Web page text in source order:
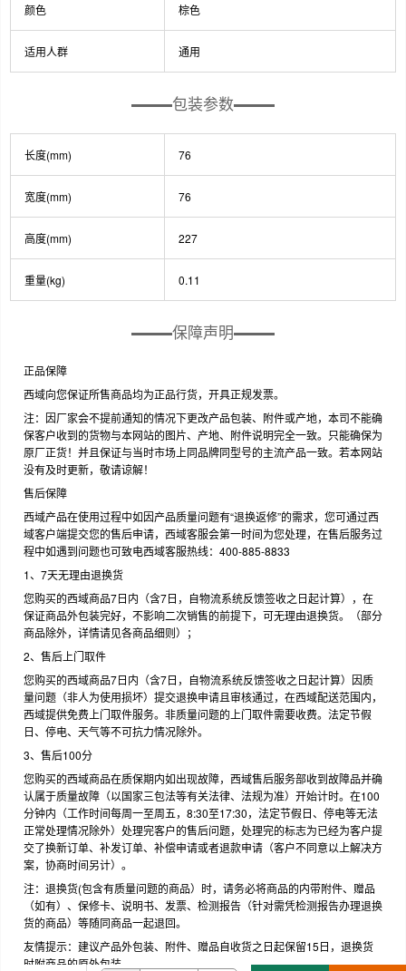
颜色 棕色
适用人群 通用
包装参数
长度(mm) 76
宽度(mm) 76
高度(mm) 227
重量(kg) 0.11
保障声明
正品保障
西域向您保证所售商品均为正品行货，开具正规发票。
注：因厂家会不提前通知的情况下更改产品包装、附件或产地，本司不能确
保客户收到的货物与本网站的图片、产地、附件说明完全一致。只能确保为
原厂正货！并且保证与当时市场上同品牌同型号的主流产品一致。若本网站
没有及时更新，敬请谅解！
售后保障
西域产品在使用过程中如因产品质量问题有“退换返修”的需求，您可通过西
域客户端提交您的售后申请，西域客服会第一时间为您处理，在售后服务过
程中如遇到问题也可致电西域客服热线：400-885-8833
1、7天无理由退换货
您购买的西域商品7日内（含7日，自物流系统反馈签收之日起计算），在
保证商品外包装完好，不影响二次销售的前提下，可无理由退换货。（部分
商品除外，详情请见各商品细则）；
2、售后上门取件
您购买的西域商品7日内（含7日，自物流系统反馈签收之日起计算）因质
量问题（非人为使用损坏）提交退换申请且审核通过，在西域配送范围内，
西域提供免费上门取件服务。非质量问题的上门取件需要收费。法定节假
日、停电、天气等不可抗力情况除外。
3、售后100分
您购买的西域商品在质保期内如出现故障，西域售后服务部收到故障品并确
认属于质量故障（以国家三包法等有关法律、法规为准）开始计时。在100
分钟内（工作时间每周一至周五，8:30至17:30，法定节假日、停电等无法
正常处理情况除外）处理完客户的售后问题，处理完的标志为已经为客户提
交了换新订单、补发订单、补偿申请或者退款申请（客户不同意以上解决方
案，协商时间另计）。
注：退换货(包含有质量问题的商品）时，请务必将商品的内带附件、赠品
（如有）、保修卡、说明书、发票、检测报告（针对需凭检测报告办理退换
货的商品）等随同商品一起退回。
友情提示：建议产品外包装、附件、赠品自收货之日起保留15日，退换货
时附商品的原外包装。